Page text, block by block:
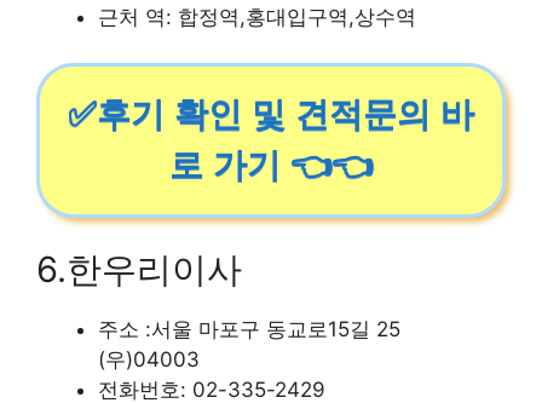
근처 역: 합정역,홍대입구역,상수역
✅후기 확인 및 견적문의 바
로 가기 👈👈
6.한우리이사
주소 :서울 마포구 동교로15길 25
(우)04003
전화번호: 02-335-2429